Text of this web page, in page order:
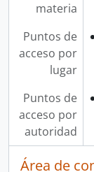
materia
Puntos de
acceso por
lugar
Puntos de
acceso por
autoridad
Área de